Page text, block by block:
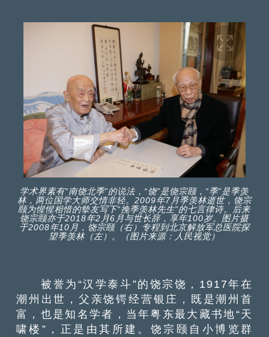
学术界素有“南饶北季”的说法，“饶”是饶宗颐，“季”是季羡
林，两位国学大师交情非轻。2009年7月季羡林逝世，饶宗
颐为惺惺相惜的摰友写下“挽季羡林先生”的七言律诗。后来
饶宗颐亦于2018年2月6月与世长辞，享年100岁。图片摄
于2008年10月，饶宗颐（右）专程到北京解放军总医院探
望季羡林（左）。（图片来源：人民视觉）
被誉为“汉学泰斗”的饶宗饶，1917年在
潮州出世，父亲饶锷经营银庄，既是潮州首
富，也是知名学者，当年粤东最大藏书地“天
啸楼”，正是由其所建。饶宗颐自小博览群